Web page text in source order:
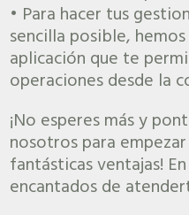
• Para hacer tus
sencilla posible,
aplicación que te
operaciones desde la
¡No esperes más y
nosotros para
fantásticas ventajas!
encantados de